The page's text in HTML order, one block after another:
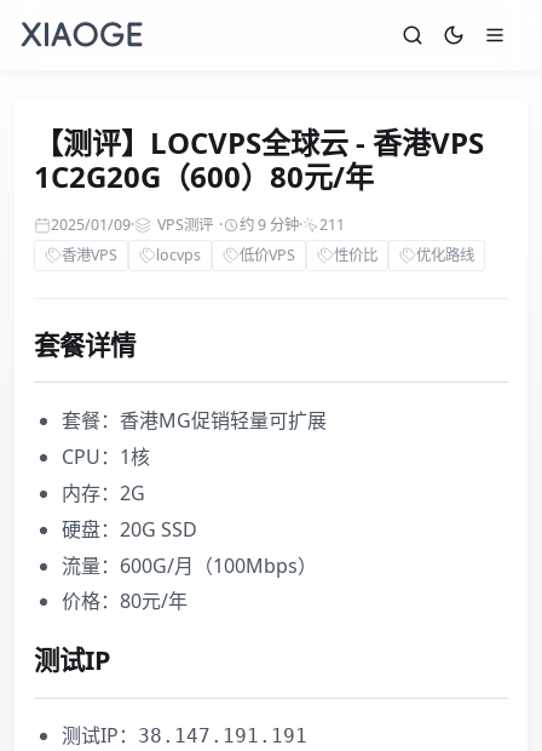
【测评】LOCVPS全球云 - 香港VPS
1C2G20G（600）80元/年
2025/01/09· VPS测评 · 约 9 分钟·
211
香港VPS
locvps 低价VPS 性价比 优化路线
套餐详情
套餐：香港MG促销轻量可扩展
CPU：1核
内存：2G
硬盘：20G SSD
流量：600G/月（100Mbps）
价格：80元/年
测试IP
测试IP： 38.147.191.191